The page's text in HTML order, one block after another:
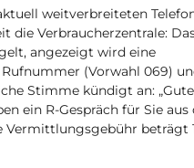
weitverbreiteten
die Verbraucherzentrale:
angezeigt wird eine
(Vorwahl 069)
Stimme kündigt an:
ein R-Gespräch für Sie aus
Vermittlungsgebühr beträgt